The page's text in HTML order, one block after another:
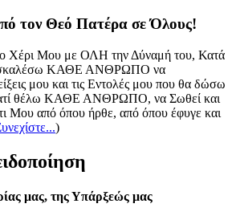
τον Θεό Πατέρα σε Όλους!
Χέρι Μου με ΟΛΗ την Δύναμή του, Κατά
ΚΑΘΕ ΑΝΘΡΩΠΟ να
μου και τις Εντολές μου που θα δώσω
θέλω ΚΑΘΕ ΑΝΘΡΩΠΟ, να Σωθεί και
Μου από όπου ήρθε, από όπου έφυγε και
)
μας, της Υπάρξεώς μας